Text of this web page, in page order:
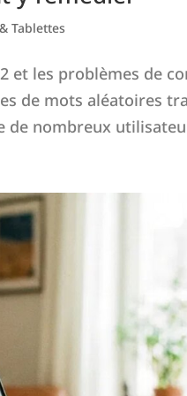
Tablettes
et les problèmes de
de mots aléatoires
nombreux